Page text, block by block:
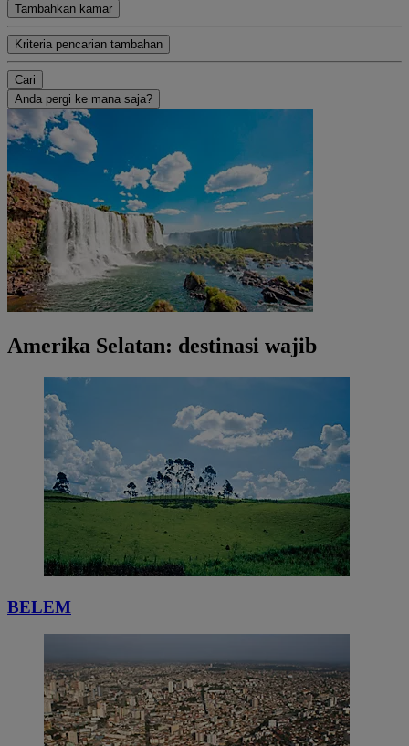
Tambahkan kamar
Kriteria pencarian tambahan
Cari
Anda pergi ke mana saja?
Amerika Selatan: destinasi wajib
BELEM